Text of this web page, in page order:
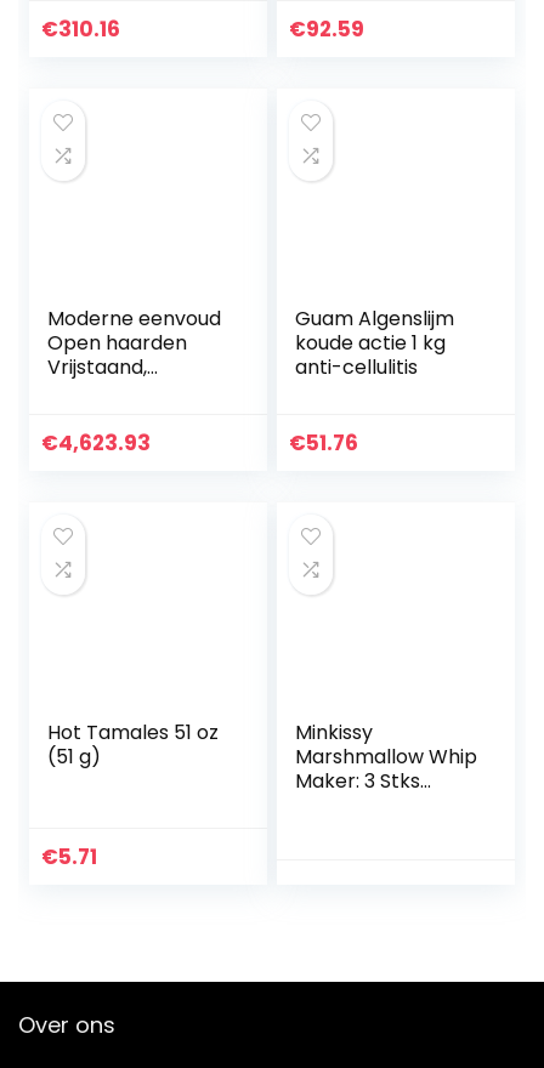
€310.16 €92.59
Moderne eenvoud
Open haarden
Vrijstaand,
W, elektrische
€4,623.93
Guam Algenslijm
koude actie 1 kg
anti-cellulitis
€51.76
Hot Tamales 51 oz
(51 g)
€5.71
Minkissy
Marshmallow Whip
Maker: 3 Stks
Over ons